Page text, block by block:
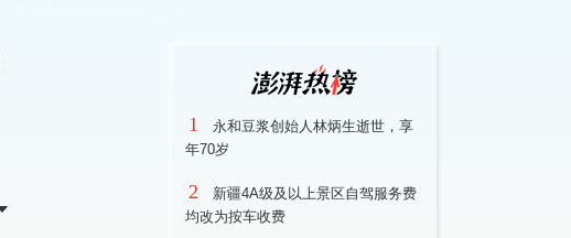
1
永和豆浆创始人林炳生逝世，享
年70岁
2
新疆4A级及以上景区自驾服务费
均改为按车收费